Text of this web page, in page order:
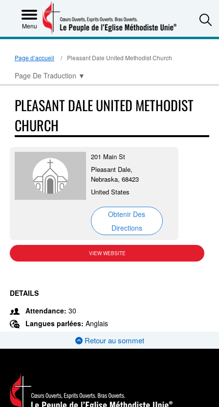
Menu
Page d’accueil Pleasant Dale United Methodist Church
Page De Traduction ▼
PLEASANT DALE UNITED METHODIST
CHURCH
201 Main St
Pleasant Dale,
Nebraska, 68423
United States
Obtenir Des
Directions
VIEW WEBSITE
DETAILS
Attendance: 30
Langues parlées: Anglais
Retour au sommet